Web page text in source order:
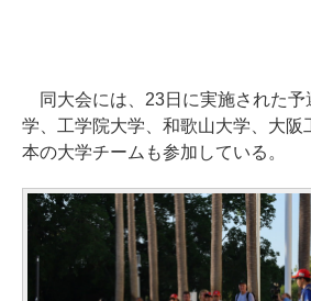
同大会には、23日に実施された予
学、工学院大学、和歌山大学、大阪
本の大学チームも参加している。